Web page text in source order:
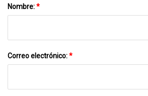
Nombre:*
Correo electrónico:*